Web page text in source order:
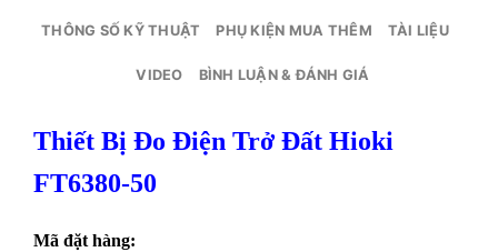
THÔNG SỐ KỸ THUẬT PHỤ KIỆN MUA THÊM TÀI LIỆU
VIDEO BÌNH LUẬN & ĐÁNH GIÁ
Thiết Bị Đo Điện Trở Đất Hioki
FT6380-50
Mã đặt hàng: